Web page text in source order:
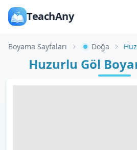
TeachAny
Boyama Sayfaları Doğa
Huzurlu Göl